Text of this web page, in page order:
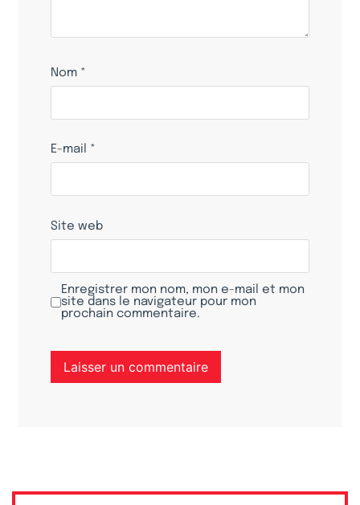
Nom *
E-mail *
Site web
Enregistrer mon nom, mon e-mail et mon
site dans le navigateur pour mon
prochain commentaire.